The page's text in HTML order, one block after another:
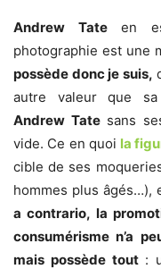
Andrew Tateen
photographie est une
possède donc je suis,
autre valeur que sa
Andrew Tatesans
vide. Ce en quoi la
cible de ses
hommes plus âgés…),
a contrario, la
consumérisme n’a
mais possède tout: